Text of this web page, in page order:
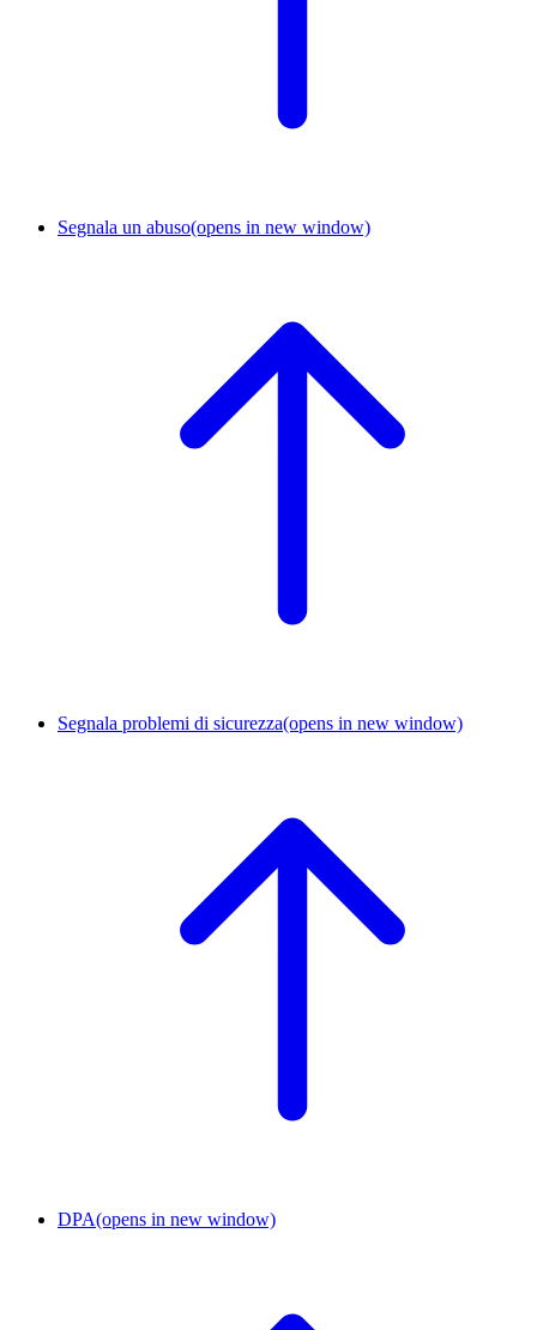
Segnala un abuso(opens in new window)
Segnala problemi di sicurezza(opens in new window)
DPA(opens in new window)